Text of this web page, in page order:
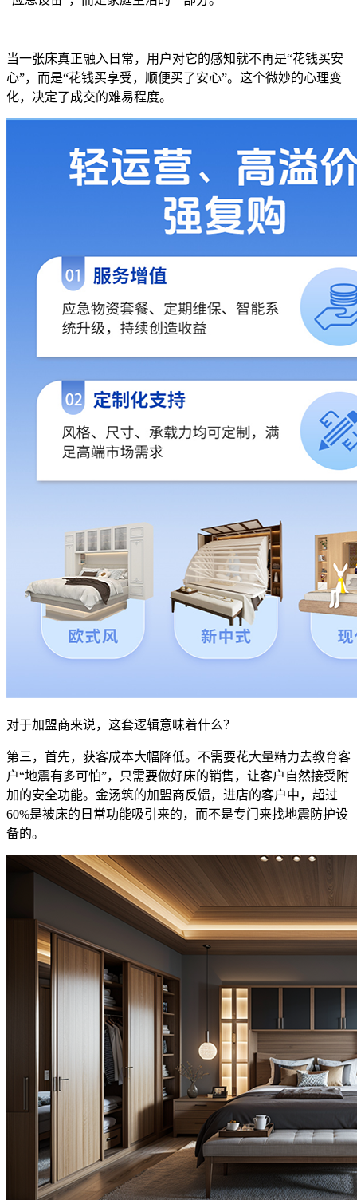
当一张床真正融入日常，用户对它的感知就不再是“花钱买安
心”，而是“花钱买享受，顺便买了安心”。这个微妙的心理变
化，决定了成交的难易程度。
对于加盟商来说，这套逻辑意味着什么？
第三，首先，获客成本大幅降低。不需要花大量精力去教育客
户“地震有多可怕”，只需要做好床的销售，让客户自然接受附
加的安全功能。金汤筑的加盟商反馈，进店的客户中，超过
60%是被床的日常功能吸引来的，而不是专门来找地震防护设
备的。